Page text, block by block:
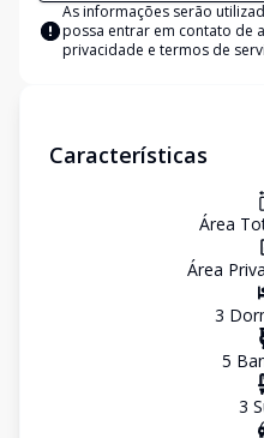
As informações serão
possa entrar em contato de
privacidade e termos de
Características
Área
Área
3
5
3